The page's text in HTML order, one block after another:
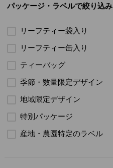
パッケージ・ラベルで絞り込み
リーフティー袋入り
リーフティー缶入り
ティーバッグ
季節・数量限定デザイン
地域限定デザイン
特別パッケージ
産地・農園特定のラベル